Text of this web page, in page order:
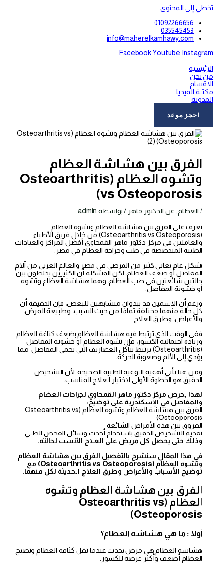
تخطي إلى المحتوى
01092266656
035545453
info@maherelkamhawy.com
FacebookYoutube Instagram
الرئيسية
من نحن
الاقسام
مكتبة الميديا
المدونة
احجز موعد
الفرق بين هشاشة العظام
وتشوه العظام (Osteoarthritis
vs Osteoporosis)
/ العظام عن الدكتور ماهر / بواسطة admin
تعرف على الفرق بين هشاشة العظام وتشوه العظام
(Osteoarthritis vs Osteoporosis) من خلال فريق الأطباء
والعاملين في مركز دكتور ماهر القمحاوي أفضل المراكز والعيادات
الطبية المتخصصة في طب وجراحة العظام في مصر.
بشكل عام يعاني كثير من المرضى في مصر والعالم العربي من آلام
المفاصل أو ضعف العظام، لكن المشكلة أن الكثيرين يخلطون بين
حالتين شائعتين في طب العظام، وهما هشاشة العظام وتشوه
أو خشونة المفاصل.
ورغم أن الاسمين قد يبدوان متشابهين للبعض، فإن الحقيقة أن
كل حالة منهما مختلفة تمامًا من حيث السبب، وطبيعة المرض،
والأعراض، وطرق العلاج.
ففي الوقت الذي ترتبط فيه هشاشة العظام بضعف كثافة العظام
وزيادة احتمالية الكسور، فإن تشوه العظام أو خشونة المفاصل
(Osteoarthritis) يرتبط بتآكل الغضاريف التي تحمي المفاصل، مما
يؤدي إلى الألم وصعوبة الحركة.
ومن هنا تأتي أهمية التوعية الطبية الصحيحة، لأن التشخيص
الدقيق هو الخطوة الأولى لاختيار العلاج المناسب.
لهذا يحرص مركز دكتور ماهر القمحاوي لجراحات العظام
والمفاصل في الإسكندرية على توضيح:
الفرق بين هشاشة العظام وتشوه العظام (Osteoarthritis vs
Osteoporosis)
الفروق بين هذه الأمراض الشائعة
تقديم التشخيص الدقيق باستخدام أحدث وسائل الفحص الطبي
وذلك حتى يحصل كل مريض على العلاج الأنسب لحالته.
في هذا المقال سنشرح بالتفصيل الفرق بين هشاشة العظام
وتشوه العظام (Osteoarthritis vs Osteoporosis)
مع
توضيح الأسباب والأعراض وطرق العلاج الحديثة لكل منهما.
الفرق بين هشاشة العظام وتشوه
العظام (Osteoarthritis vs
Osteoporosis)
أولا : ما هي هشاشة العظام؟
هشاشة العظام هي مرض يحدث عندما تقل كثافة العظام وتصبح
العظام أضعف وأكثر عرضة للكسور.